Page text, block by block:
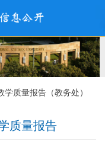
学质量报告（教务处）
质量报告